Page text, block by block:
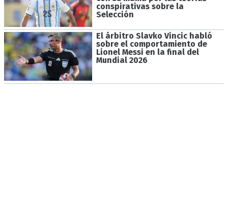
conspirativas sobre la
Selección
El árbitro Slavko Vincic habló
sobre el comportamiento de
Lionel Messi en la final del
Mundial 2026